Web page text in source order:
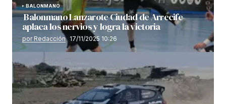
BALONMANO
Balonmano Lanzarote Ciudad de Arrecife
aplaca los nervios y logra la victoria
por Redacción 17/11/2025 10:26